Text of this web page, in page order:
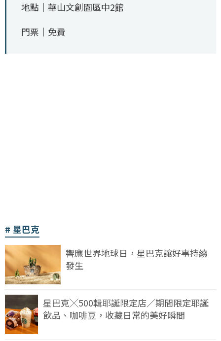
地點｜華山文創園區中2館
門票｜免費
星巴克
響應世界地球日，星巴克讓好事持續
發生
星巴克╳500輯耶誕限定店／期間限定耶誕
飲品、咖啡豆，收藏日常的美好瞬間